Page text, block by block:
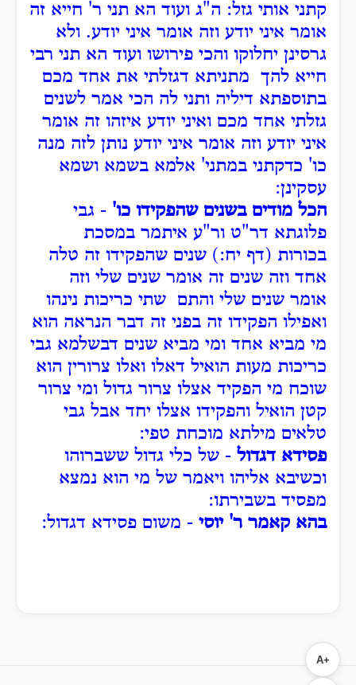
קתני אותי גזל: ה"ג ועוד הא תני ר' חייא זה
אומר איני יודע וזה אומר איני יודע. ולא
גרסינן יחלוקו והכי פירושו ועוד הא תני רבי
חייא להך מתניתא דגזלתי את אחד מכם
בתוספתא דיליה ותני לה הכי אמר לשנים
גזלתי אחד מכם ואיני יודע איזהו זה אומר
איני יודע וזה אומר איני יודע נותן לזה מנה
כו' כדקתני במתני' אלמא בשמא ושמא
עסקינן:
הכל מודים בשנים שהפקידו כו' - גבי
פלוגתא דר"ט ור"ע איתמר במסכת
בכורות (דף יח:) שנים שהפקידו זה טלה
אחד וזה שנים זה אומר שנים שלי וזה
אומר שנים שלי והתם שתי כריכות נינהו
ואפילו הפקידו זה בפני זה דבר הנראה הוא
מי מביא אחד ומי מביא שנים דבשלמא גבי
כריכות מעות הואיל דאלו ואלו צרורין הוא
שוכח מי הפקיד אצלו צרור גדול ומי צרור
קטן הואיל והפקידו אצלו יחד אבל גבי
טלאים מילתא מוכחת טפי:
פסידא דגדול - של כלי גדול ששברוהו
וכשיבא אליהו ויאמר של מי הוא נמצא
מפסיד בשבירתו:
בהא קאמר ר' יוסי - משום פסידא דגדול:
A+